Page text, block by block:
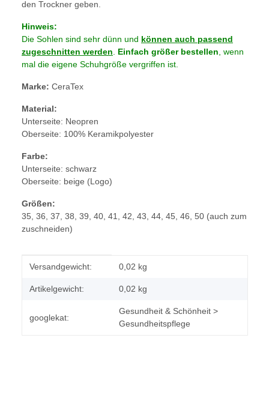
den Trockner geben.
Hinweis:
Die Sohlen sind sehr dünn und können auch passend
zugeschnitten werden
Einfach größer bestellen , wenn
mal die eigene Schuhgröße vergriffen ist.
Marke: CeraTex
Material:
Unterseite: Neopren
Oberseite: 100% Keramikpolyester
Farbe:
Unterseite: schwarz
Oberseite: beige (Logo)
Größen:
35, 36, 37, 38, 39, 40, 41, 42, 43, 44, 45, 46, 50 (auch zum
zuschneiden)
Produkteigenschaft
Wert
Versandgewicht: 0,02 kg
Artikelgewicht: 0,02 kg
googlekat:
Gesundheit & Schönheit >
Gesundheitspflege